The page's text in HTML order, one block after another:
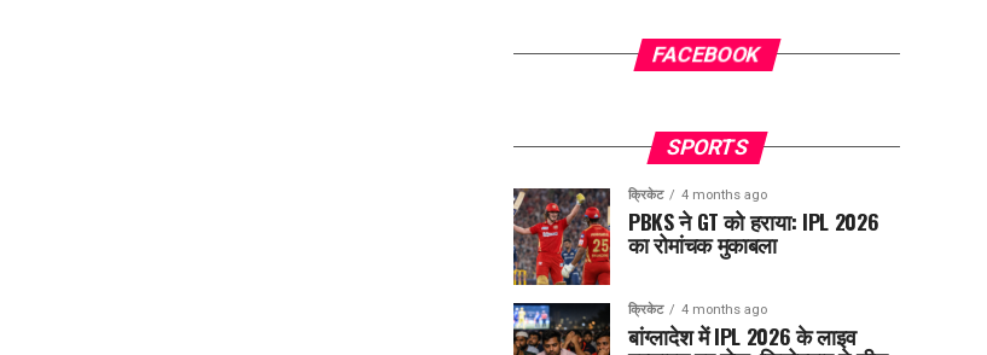
FACEBOOK
SPORTS
क्रिकेट 4 months ago
PBKS ने GT को हराया: IPL 2026
का रोमांचक मुकाबला
क्रिकेट 4 months ago
बांग्लादेश में IPL 2026 के लाइव